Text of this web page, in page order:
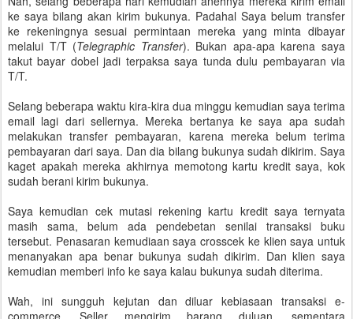
ke saya bilang akan kirim bukunya. Padahal Saya belum transfer
ke rekeningnya sesuai permintaan mereka yang minta dibayar
melalui T/T (Telegraphic Transfer). Bukan apa-apa karena saya
takut bayar dobel jadi terpaksa saya tunda dulu pembayaran via
T/T.
Selang beberapa waktu kira-kira dua minggu kemudian saya terima
email lagi dari sellernya. Mereka bertanya ke saya apa sudah
melakukan transfer pembayaran, karena mereka belum terima
pembayaran dari saya. Dan dia bilang bukunya sudah dikirim. Saya
kaget apakah mereka akhirnya memotong kartu kredit saya, kok
sudah berani kirim bukunya.
Saya kemudian cek mutasi rekening kartu kredit saya ternyata
masih sama, belum ada pendebetan senilai transaksi buku
tersebut. Penasaran kemudiaan saya crosscek ke klien saya untuk
menanyakan apa benar bukunya sudah dikirim. Dan klien saya
kemudian memberi info ke saya kalau bukunya sudah diterima.
Wah, ini sungguh kejutan dan diluar kebiasaan transaksi e-
commerce. Seller mengirim barang duluan, sementara